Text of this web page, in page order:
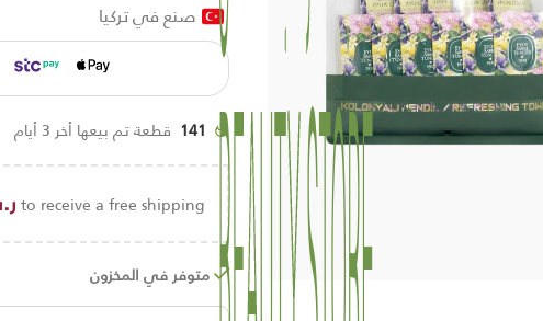
صنع في تركيا
141 قطعة تم بيعها أخر 3 أيام
to receive a free shipping!
متوفر في المخزون